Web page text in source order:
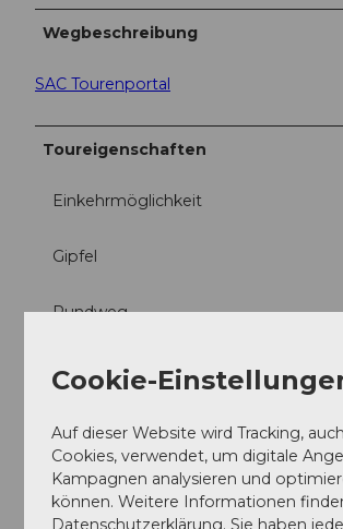
Wegbeschreibung
SAC Tourenportal
Toureigenschaften
Einkehrmöglichkeit
Gipfel
Rundweg
Organisation
Schwyz Tourismus
Cookie-
Auf dieser Website wird Tracking,
Cookies, verwendet, um digitale
Kampagnen analysieren und
können. Weitere Informationen
Datenschutzerklärung. Sie haben